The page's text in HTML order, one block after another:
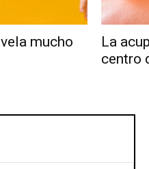
mucho
La
centro